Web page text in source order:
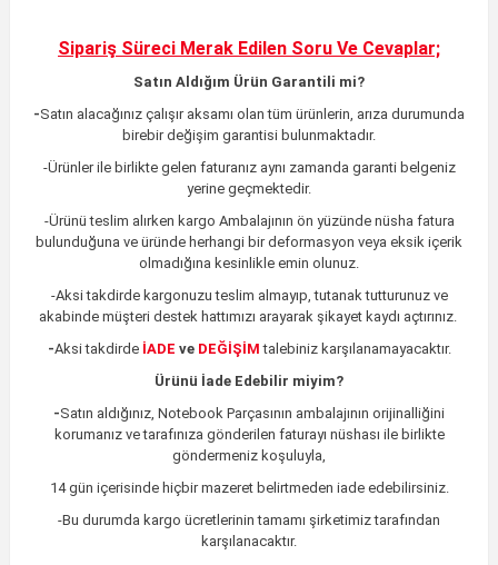
Sipariş Süreci Merak Edilen Soru Ve Cevaplar;
Satın Aldığım Ürün Garantili mi?
-Satın alacağınız çalışır aksamı olan tüm ürünlerin, arıza durumunda
birebir değişim garantisi bulunmaktadır.
-Ürünler ile birlikte gelen faturanız aynı zamanda garanti belgeniz
yerine geçmektedir.
-Ürünü teslim alırken kargo Ambalajının ön yüzünde nüsha fatura
bulunduğuna ve üründe herhangi bir deformasyon veya eksik içerik
olmadığına kesinlikle emin olunuz.
-Aksi takdirde kargonuzu teslim almayıp, tutanak tutturunuz ve
akabinde müşteri destek hattımızı arayarak şikayet kaydı açtırınız.
-Aksi takdirde İADE ve DEĞİŞİM talebiniz karşılanamayacaktır.
Ürünü İade Edebilir miyim?
-Satın aldığınız, Notebook Parçasının ambalajının orijinalliğini
korumanız ve tarafınıza gönderilen faturayı nüshası ile birlikte
göndermeniz koşuluyla,
14 gün içerisinde hiçbir mazeret belirtmeden iade edebilirsiniz.
-Bu durumda kargo ücretlerinin tamamı şirketimiz tarafından
karşılanacaktır.